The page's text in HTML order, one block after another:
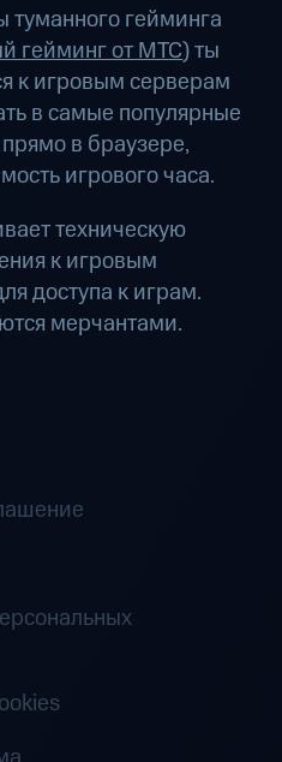
гейминга
гейминг от МТС) ты
к игровым серверам
в самые популярные
в браузере,
игрового часа.
техническую
к игровым
доступа к играм.
мерчантами.